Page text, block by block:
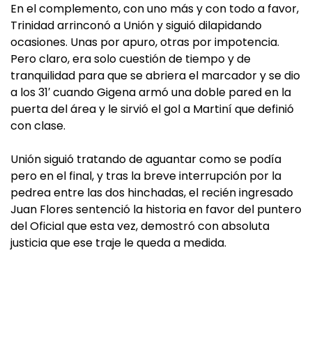
En el complemento, con uno más y con todo a favor,
Trinidad arrinconó a Unión y siguió dilapidando
ocasiones. Unas por apuro, otras por impotencia.
Pero claro, era solo cuestión de tiempo y de
tranquilidad para que se abriera el marcador y se dio
a los 31′ cuando Gigena armó una doble pared en la
puerta del área y le sirvió el gol a Martiní que definió
con clase.
Unión siguió tratando de aguantar como se podía
pero en el final, y tras la breve interrupción por la
pedrea entre las dos hinchadas, el recién ingresado
Juan Flores sentenció la historia en favor del puntero
del Oficial que esta vez, demostró con absoluta
justicia que ese traje le queda a medida.